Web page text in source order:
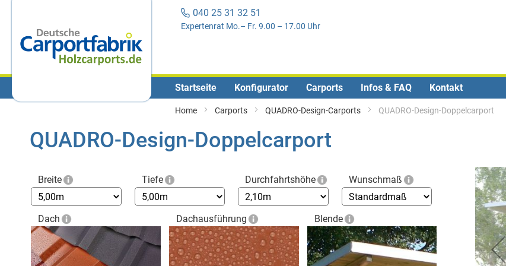
040 25 31 32 51
Expertenrat Mo.– Fr. 9.00 – 17.00 Uhr
Startseite Konfigurator Carports Infos & FAQ Kontakt
Home Carports QUADRO-Design-Carports QUADRO-Design-Doppelcarport
QUADRO-Design-Doppelcarport
Breite Tiefe Durchfahrtshöhe Wunschmaß
Dach Dachausführung Blende
Skip
to
the
end
of
the
images